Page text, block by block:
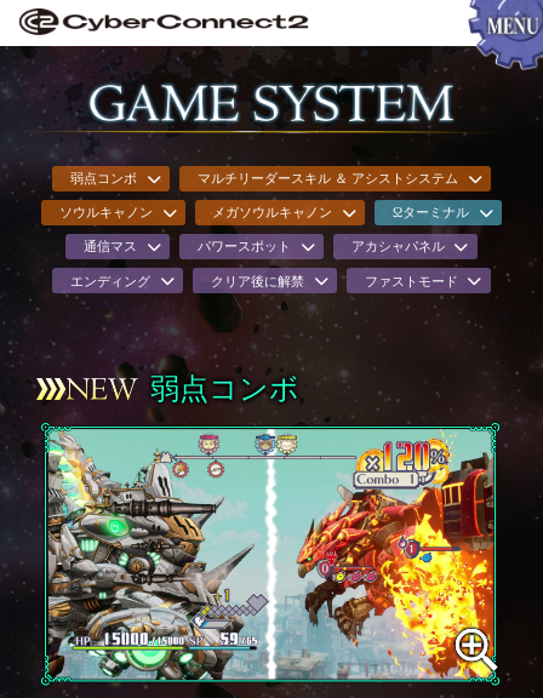
弱点コンボ マルチリーダースキル ＆ アシストシステム
ソウルキャノン メガソウルキャノン Ωターミナル
通信マス パワースポット アカシャパネル
エンディング クリア後に解禁 ファストモード
弱点コンボ